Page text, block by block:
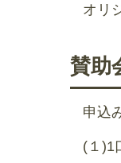
オリ
賛助
申込
(１)1